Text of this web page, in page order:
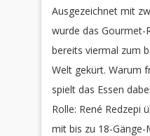
Ausgezeichnet mit
wurde das Gourmet-
bereits viermal zum
Welt gekürt. Warum
spielt das Essen
Rolle: René Redzepi
mit bis zu 18-